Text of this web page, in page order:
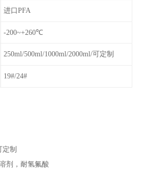
进口PFA
-200~+260℃
250ml/500ml/1000ml/2000ml/可定制
19#/24#
制
剂，耐氢氟酸